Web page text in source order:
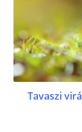
Tavaszi